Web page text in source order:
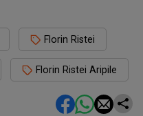
Florin Ristei
Florin Ristei Aripile